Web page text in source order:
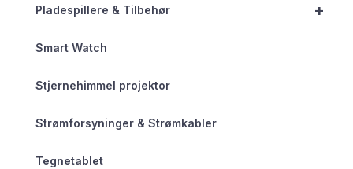
+
Pladespillere & Tilbehør
Smart Watch
Stjernehimmel projektor
Strømforsyninger & Strømkabler
Tegnetablet